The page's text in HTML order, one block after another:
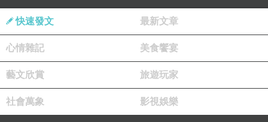
快速發文 最新文章
心情雜記 美食饗宴
藝文欣賞 旅遊玩家
社會萬象 影視娛樂